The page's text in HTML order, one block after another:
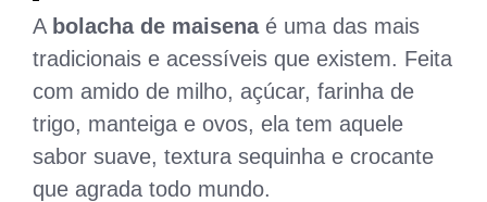
A bolacha de maisenaé uma das mais
tradicionais e acessíveis que existem. Feita
com amido de milho, açúcar, farinha de
trigo, manteiga e ovos, ela tem aquele
sabor suave, textura sequinha e crocante
que agrada todo mundo.